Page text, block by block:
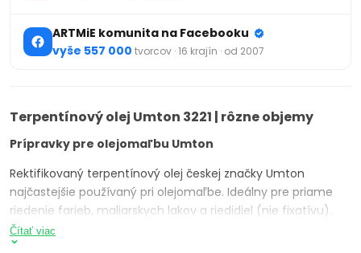
ARTMiE komunita na Facebooku
vyše 557 000 tvorcov · 16 krajín · od 2007
Terpentínový olej Umton 3221 | rôzne objemy
Prípravky pre olejomaľbu Umton
Rektifikovaný terpentínový olej českej značky Umton
najčastejšie používaný pri olejomaľbe. Ideálny pre priame
riedenie farieb, maliarskych lakov a riedidiel (nie fixatívu).
Objem: 100 ml.
Čítať viac